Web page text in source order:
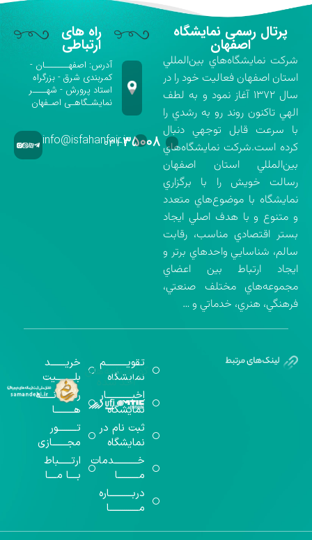
پرتال رسمی نمایشگاه
اصفهان
شركت نمايشگاه‌هاي بين‌المللي
استان اصفهان فعاليت خود را در
سال ۱۳۷۲ آغاز نمود و به لطف
الهي تاكنون روند رو به رشدي را
با سرعت قابل توجهي دنبال
كرده است.شركت نمايشگاه‌هاي
بين‌المللي استان اصفهان
رسالت خويش را با برگزاري
نمايشگاه با موضوع‌هاي متعدد
و متنوع و با هدف اصلي ايجاد
بستر اقتصادي مناسب، رقابت
سالم، شناسايي واحدهاي برتر و
ايجاد ارتباط بين اعضاي
مجموعه‌هاي مختلف صنعتي،
فرهنگي، هنري، خدماتي و …
راه های
ارتباطی
آدرس: اصفهـــــــان -
کمربندی شرق - بزرگراه
استاد پرورش - شهــــر
نمایشـگاهـی اصـفهان
۰۳۱-۳۵۰۰۸info@isfahanfair.ir
تقویــــــــــم
نمایشگاه
اخبــــــــــــار
نمایشگاه
ثبت نام در
نمایشگاه
خـــــــــــدمات
مــــــــــا
دربـــــــــــاره
مــــــــــــــا
خریـــــــد
بلـــــــــیت
رســـــانــــــه
هـــــــــا
تـــــــــور
مجـــــــازی
ارتــــــباط
بــــا مــــا
گواهینامه‌های
اخذ شده